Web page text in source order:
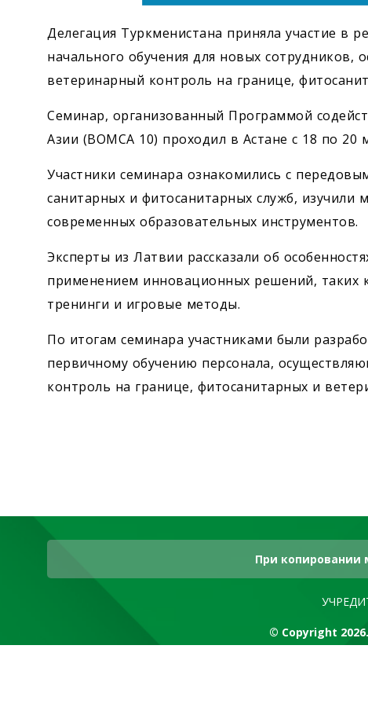
Делегация Туркменистана приняла участие в
начального обучения для новых
ветеринарный контроль на границе,
Семинар, организованный Программой
Азии (BOMCA 10) проходил в Астане с 18 по 20
Участники семинара ознакомились с
санитарных и фитосанитарных служб, изучили
современных образовательных инструментов.
Эксперты из Латвии рассказали об
применением инновационных решений, таких
тренинги и игровые методы.
По итогам семинара участниками были
первичному обучению персонала,
контроль на границе, фитосанитарных и
При копировании
© Copyright